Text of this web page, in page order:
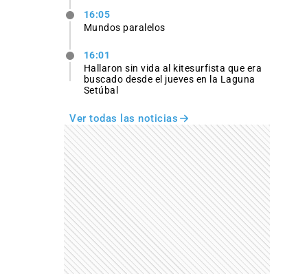
16:05
Mundos paralelos
16:01
Hallaron sin vida al kitesurfista que era
buscado desde el jueves en la Laguna
Setúbal
Ver todas las noticias